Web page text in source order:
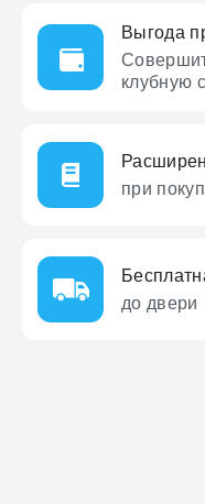
Выгода
клубную
при
до двери